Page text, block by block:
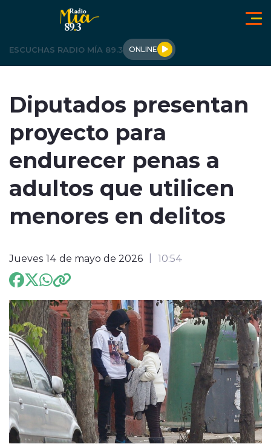
ESCUCHAS RADIO MÍA 89.3 ONLINE
OPINIÓN
REGIONALES
ACTUALIDAD
INTERNACIONAL
modo claro
Diputados presentan
proyecto para
endurecer penas a
adultos que utilicen
menores en delitos
Jueves 14 de mayo de 2026 10:54